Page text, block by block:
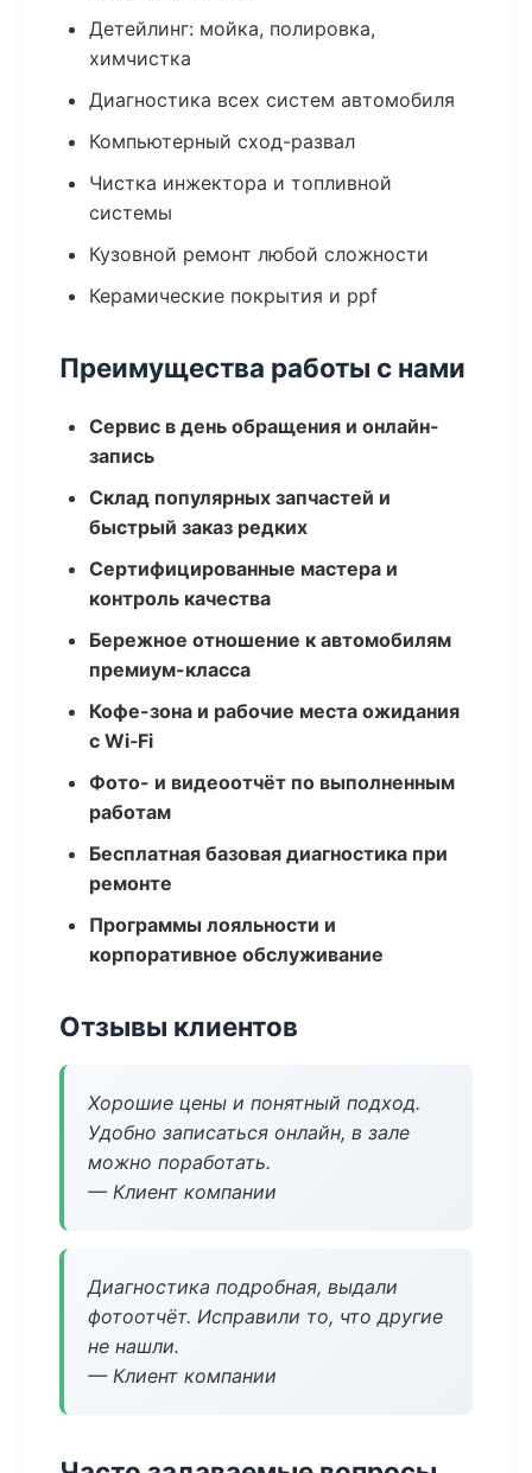
Детейлинг: мойка, полировка,
химчистка
Диагностика всех систем автомобиля
Компьютерный сход-развал
Чистка инжектора и топливной
системы
Кузовной ремонт любой сложности
Керамические покрытия и ppf
Преимущества работы с нами
Сервис в день обращения и онлайн-
запись
Склад популярных запчастей и
быстрый заказ редких
Сертифицированные мастера и
контроль качества
Бережное отношение к автомобилям
премиум-класса
Кофе-зона и рабочие места ожидания
с Wi‑Fi
Фото- и видеоотчёт по выполненным
работам
Бесплатная базовая диагностика при
ремонте
Программы лояльности и
корпоративное обслуживание
Отзывы клиентов
Хорошие цены и понятный подход.
Удобно записаться онлайн, в зале
можно поработать.
— Клиент компании
Диагностика подробная, выдали
фотоотчёт. Исправили то, что другие
не нашли.
— Клиент компании